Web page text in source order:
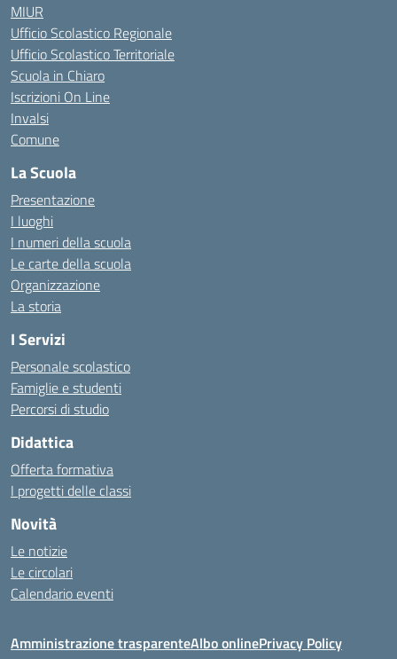
MIUR
Ufficio Scolastico Regionale
Ufficio Scolastico Territoriale
Scuola in Chiaro
Iscrizioni On Line
Invalsi
Comune
La Scuola
Presentazione
I luoghi
I numeri della scuola
Le carte della scuola
Organizzazione
La storia
I Servizi
Personale scolastico
Famiglie e studenti
Percorsi di studio
Didattica
Offerta formativa
I progetti delle classi
Novità
Le notizie
Le circolari
Calendario eventi
Amministrazione trasparenteAlbo onlinePrivacy Policy